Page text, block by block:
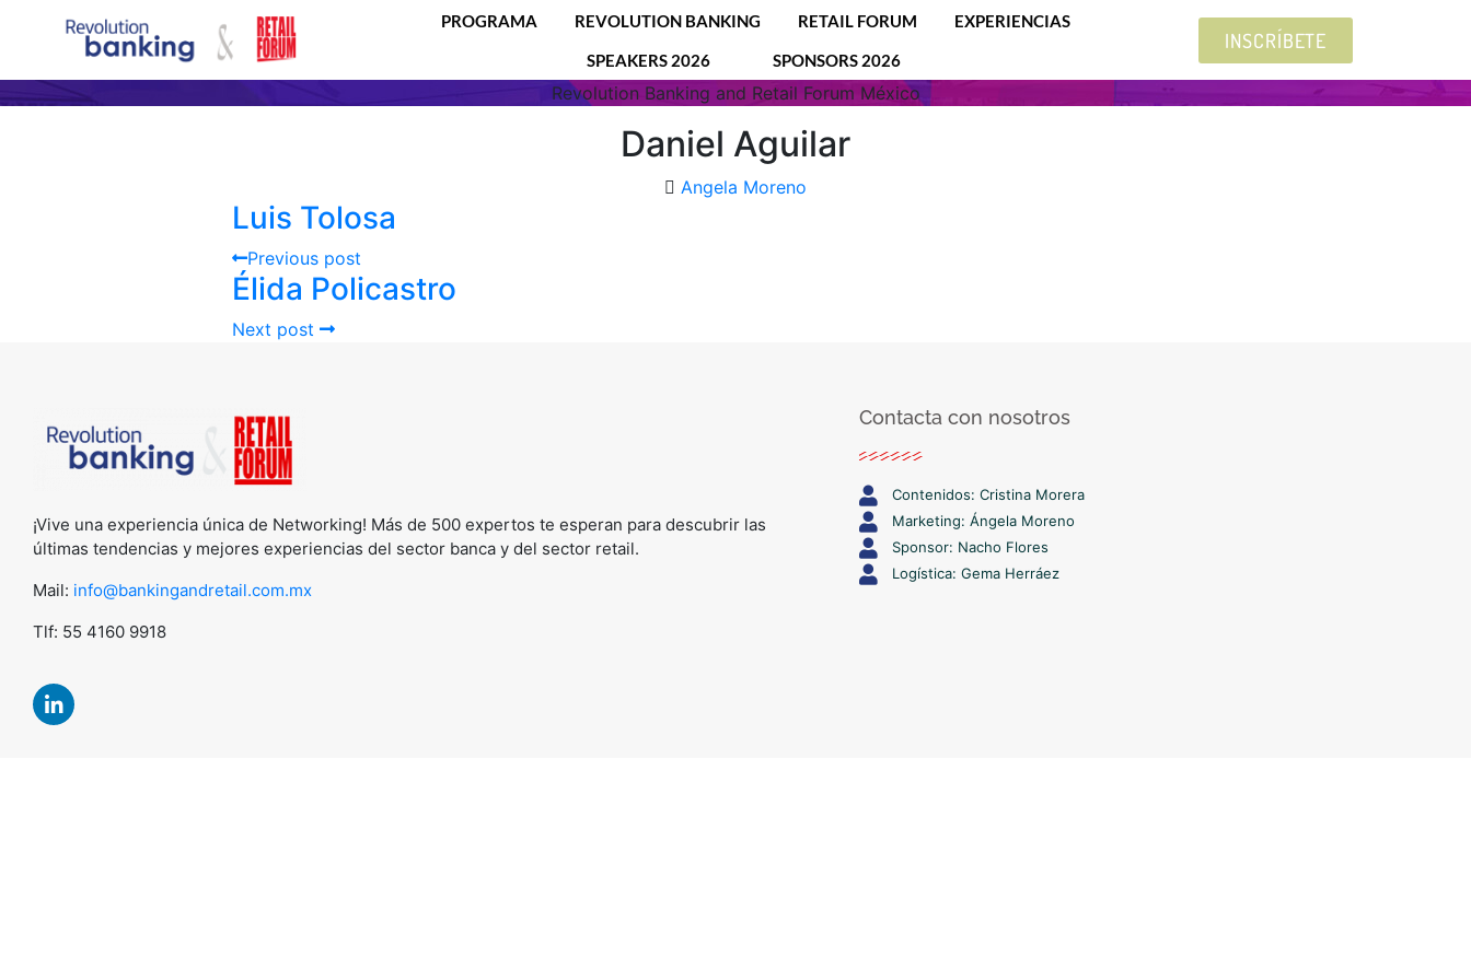
PROGRAMA REVOLUTION BANKING RETAIL FORUM
EXPERIENCIAS
SPEAKERS 2026
SPONSORS 2026
INSCRÍBETE
Revolution Banking and Retail Forum México
Daniel Aguilar
Angela Moreno
Luis Tolosa
Previous post
Élida Policastro
Next post
¡Vive una experiencia única de Networking! Más de 500 expertos te esperan para descubrir las
últimas tendencias y mejores experiencias del sector banca y del sector retail.
Mail: info@bankingandretail.com.mx
Tlf: 55 4160 9918
Contacta con nosotros
Contenidos: Cristina Morera
Marketing: Ángela Moreno
Sponsor: Nacho Flores
Logística: Gema Herráez